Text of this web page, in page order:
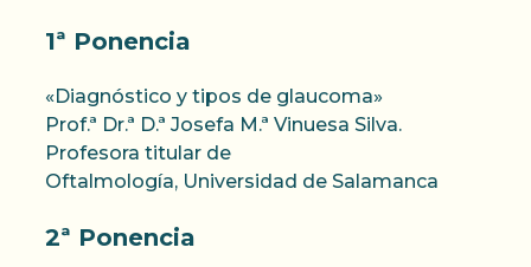
1ª Ponencia
«Diagnóstico y tipos de glaucoma»
Prof.ª Dr.ª D.ª Josefa M.ª Vinuesa Silva.
Profesora titular de
Oftalmología, Universidad de Salamanca
2ª Ponencia